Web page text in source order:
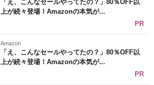
「え、こんなセールやってたの？」80％OFF以
上が続々登場！Amazonの本気が...
PR
Amazon
「え、こんなセールやってたの？」80％OFF以
上が続々登場！Amazonの本気が...
PR